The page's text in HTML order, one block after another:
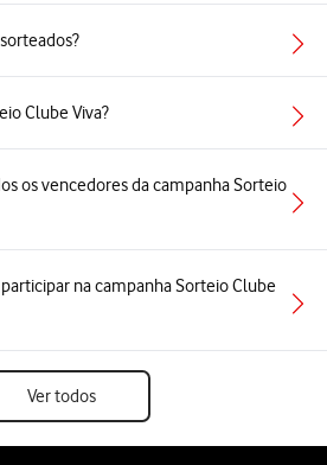
Clube Viva?
os vencedores da campanha Sorteio
na campanha Sorteio Clube
Ver todos